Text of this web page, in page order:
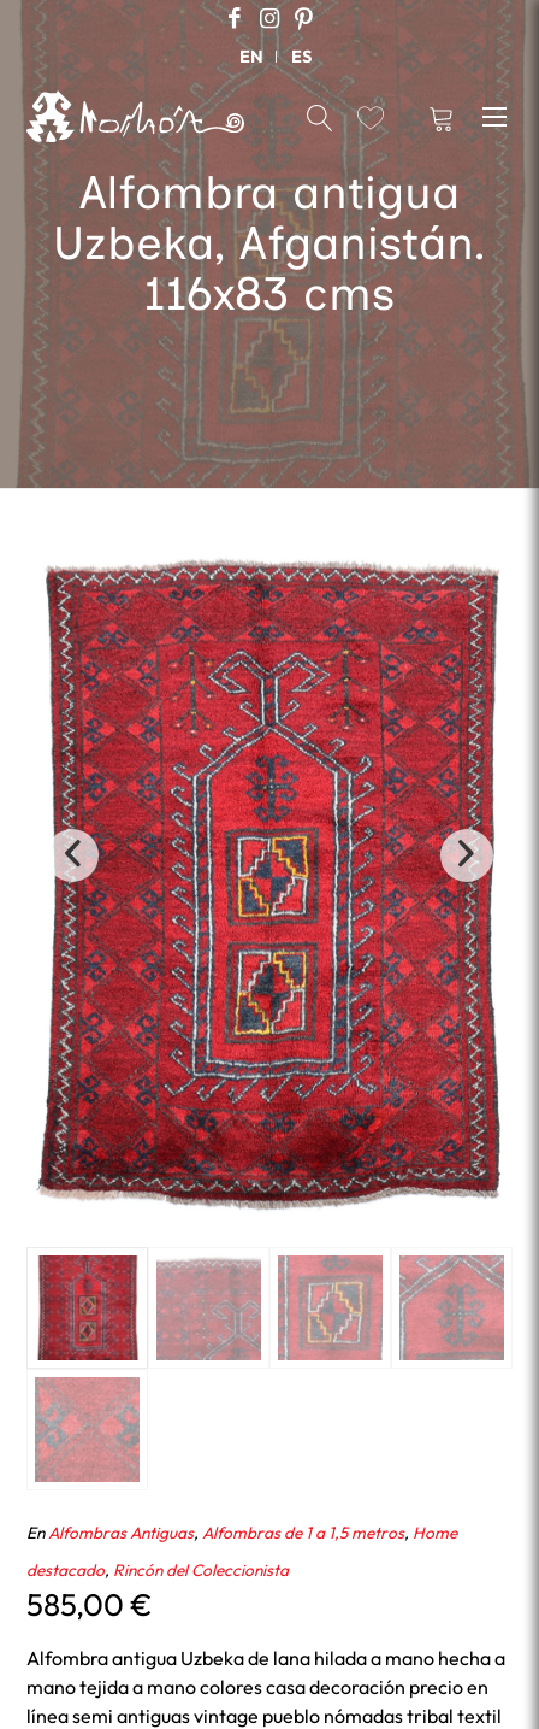
EN ES
Alfombra antigua
Uzbeka, Afganistán.
116x83 cms
EnAlfombras Antiguas,Alfombras de 1 a 1,5 metros, Home
destacado, Rincón del Coleccionista
585,00€
Alfombra antigua Uzbeka de lana hilada a mano hecha a
mano tejida a mano colores casa decoración precio en
línea semi antiguas vintage pueblo nómadas tribal textil